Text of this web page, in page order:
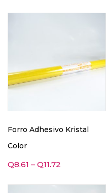
Forro Adhesivo Kristal
Color
Q8.61 – Q11.72